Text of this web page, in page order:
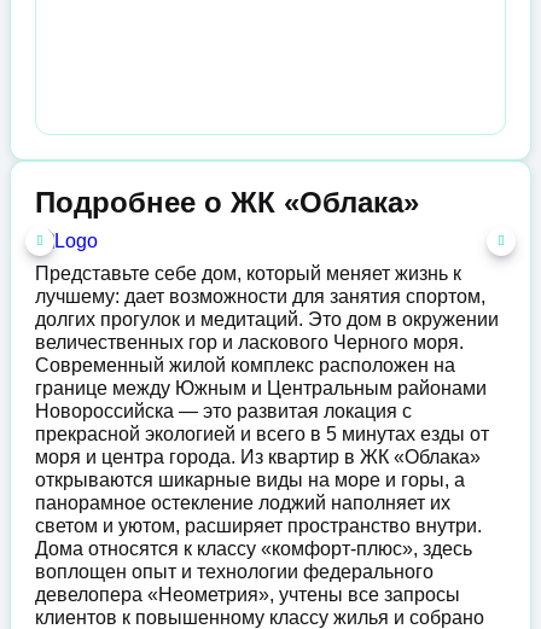
Подробнее о ЖК «Облака»
Представьте себе дом, который меняет жизнь к
лучшему: дает возможности для занятия спортом,
долгих прогулок и медитаций. Это дом в окружении
величественных гор и ласкового Черного моря.
Современный жилой комплекс расположен на
границе между Южным и Центральным районами
Новороссийска — это развитая локация с
прекрасной экологией и всего в 5 минутах езды от
моря и центра города. Из квартир в ЖК «Облака»
открываются шикарные виды на море и горы, а
панорамное остекление лоджий наполняет их
светом и уютом, расширяет пространство внутри.
Дома относятся к классу «комфорт-плюс», здесь
воплощен опыт и технологии федерального
девелопера «Неометрия», учтены все запросы
клиентов к повышенному классу жилья и собрано